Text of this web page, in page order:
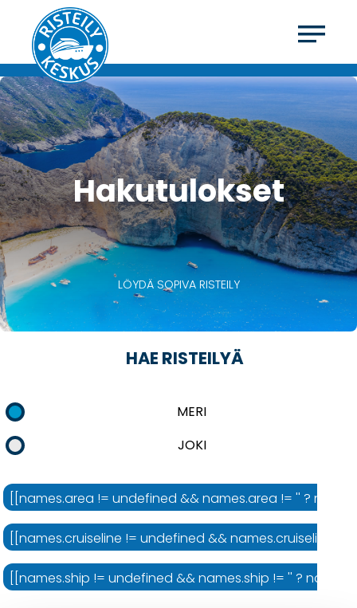
Hakutulokset
LÖYDÄ SOPIVA RISTEILY
HAE RISTEILYÄ
MERI
JOKI
[[names.area != undefined && names.area != '' ?
[[names.cruiseline != undefined && names.cruiseline
[[names.ship != undefined && names.ship != '' ?